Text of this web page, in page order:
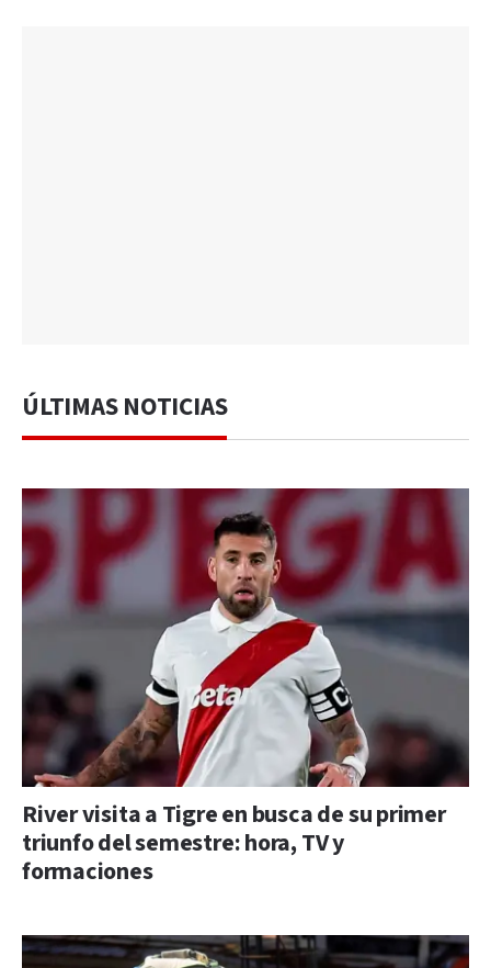
ÚLTIMAS NOTICIAS
River visita a Tigre en busca de su primer
triunfo del semestre: hora, TV y
formaciones